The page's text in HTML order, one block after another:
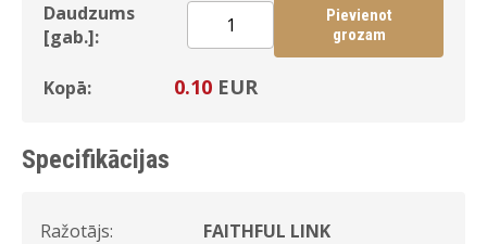
Daudzums
[gab.]:
Pievienot
grozam
Kopā: 0.10 EUR
Specifikācijas
Ražotājs:
FAITHFUL LINK